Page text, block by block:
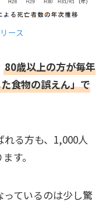
ース
80歳以上の方が毎年
食物の誤えん」で
る方も、1,000人
す。
ているのは少し驚